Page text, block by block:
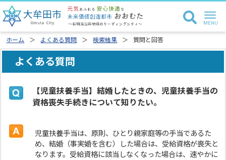
ホーム よくある質問 検索結果 質問と回答
よくある質問
【児童扶養手当】結婚したときの、児童扶養手当の
資格喪失手続きについて知りたい。
児童扶養手当は、原則、ひとり親家庭等の手当であるた
め、結婚（事実婚を含む）した場合は、受給資格が喪失と
なります。受給資格に該当しなくなった場合は、速やかに